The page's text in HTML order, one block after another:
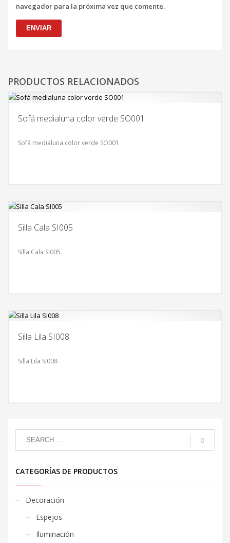
navegador para la próxima vez que comente.
PRODUCTOS RELACIONADOS
Sofá medialuna color verde SO001
Sofá medialuna color verde SO001
Silla Cala SI005
Silla Cala SI005.
Silla Lila SI008
Silla Lila SI008
CATEGORÍAS DE PRODUCTOS
Decoración
Espejos
Iluminación